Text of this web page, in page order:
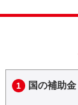
1 国の補助金